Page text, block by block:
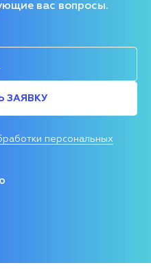
вас вопросы.
ЗАЯВКУ
персональных